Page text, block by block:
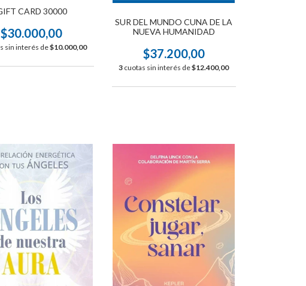
CARD 30000
$30.000,00
sin interés de$10.000,00
SUR DEL MUNDO CUNA DE LA
NUEVA HUMANIDAD
$37.200,00
3 cuotas sin interés de$12.400,00